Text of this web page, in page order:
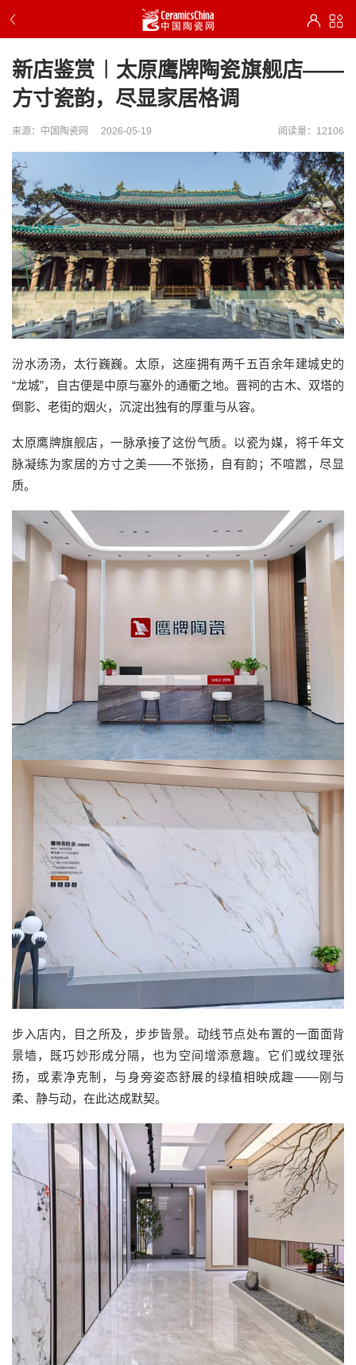
新店鉴赏︱太原鹰牌陶瓷旗舰店——
方寸瓷韵，尽显家居格调
来源：中国陶瓷网 2026-05-19 阅读量：12106
汾水汤汤，太行巍巍。太原，这座拥有两千五百余年建城史的
“龙城”，自古便是中原与塞外的通衢之地。晋祠的古木、双塔的
倒影、老街的烟火，沉淀出独有的厚重与从容。
太原鹰牌旗舰店，一脉承接了这份气质。以瓷为媒，将千年文
脉凝练为家居的方寸之美——不张扬，自有韵；不喧嚣，尽显
质。
步入店内，目之所及，步步皆景。动线节点处布置的一面面背
景墙，既巧妙形成分隔，也为空间增添意趣。它们或纹理张
扬，或素净克制，与身旁姿态舒展的绿植相映成趣——刚与
柔、静与动，在此达成默契。